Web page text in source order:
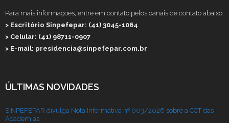
Para mais informações, entre em contato pelos canais de contato abaixo:
> Escritório Sinpefepar: (41) 3045-1064
> Celular: (41) 98711-0907
> E-mail: presidencia@sinpefepar.com.br
ÚLTIMAS NOVIDADES
SINPEFEPAR divulga Nota Informativa nº 003/2026 sobre a CCT das
Academias